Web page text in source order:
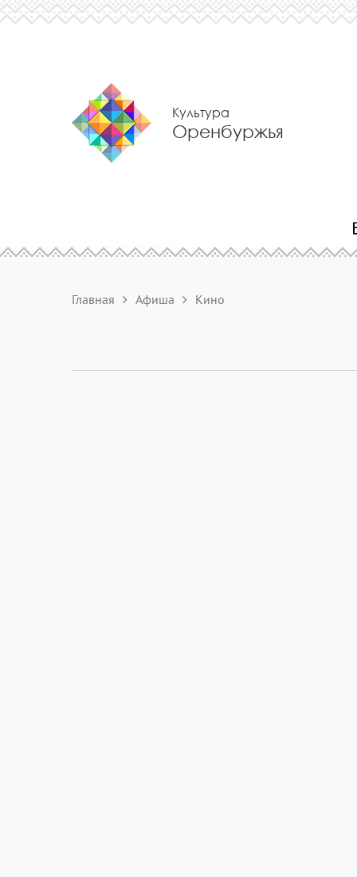
Культура
Оренбуржья
Главная Афиша Кино